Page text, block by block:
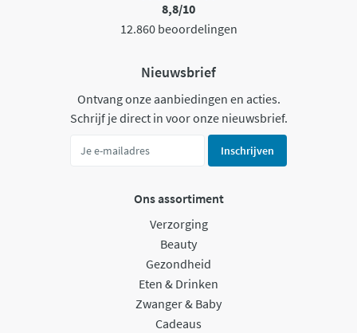
8,8/10
12.860 beoordelingen
Nieuwsbrief
Ontvang onze aanbiedingen en acties.
Schrijf je direct in voor onze nieuwsbrief.
Inschrijven
Ons assortiment
Verzorging
Beauty
Gezondheid
Eten & Drinken
Zwanger & Baby
Cadeaus